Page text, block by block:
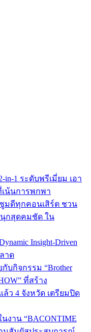
in-1 ระดับพรีเมี่ยม เอา
เน้นการพกพา
ซูมดีทุกคอนเสิร์ต ชวน
นุกสุดคมชัด ใน
Insight-Driven
าด
บกิจกรรม “Brother
ที่สร้าง
ว 4 จังหวัด เตรียมปิด
งาน “BACONTIME